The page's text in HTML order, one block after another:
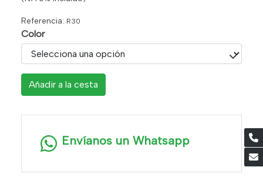
Referencia: R30
Color
Añadir a la cesta
Envíanos un Whatsapp